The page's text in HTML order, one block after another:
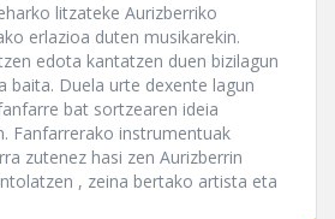
litzateke Aurizberriko
erlazioa duten musikarekin.
edota kantatzen duen bizilagun
baita. Duela urte dexente lagun
bat sortzearen ideia
Fanfarrerako instrumentuak
zutenez hasi zen Aurizberrin
, zeina bertako artista eta